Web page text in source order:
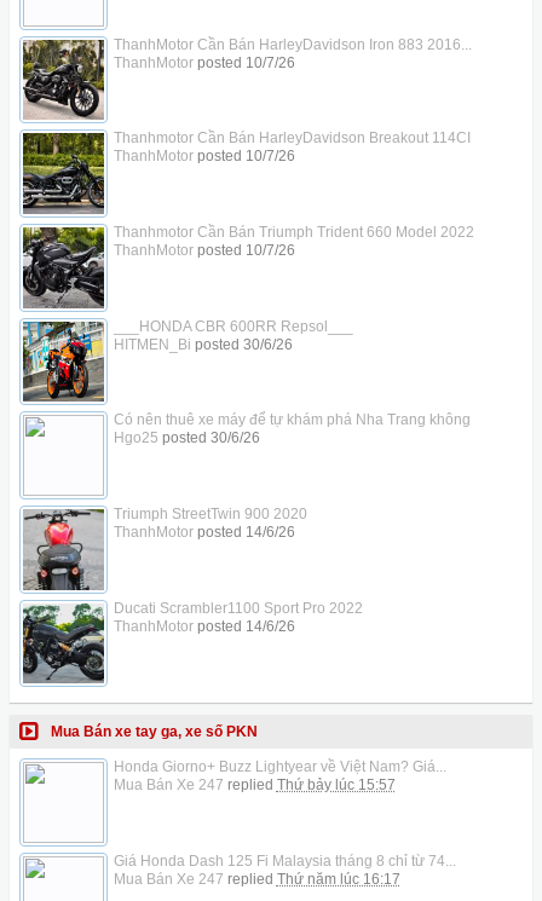
ThanhMotor Cần Bán HarleyDavidson Iron 883 2016...
ThanhMotorposted 10/7/26
Thanhmotor Cần Bán HarleyDavidson Breakout 114CI
ThanhMotorposted 10/7/26
Thanhmotor Cần Bán Triumph Trident 660 Model 2022
ThanhMotorposted 10/7/26
___HONDA CBR 600RR Repsol___
HITMEN_Bi posted 30/6/26
Có nên thuê xe máy để tự khám phá Nha Trang không
Hgo25 posted 30/6/26
Triumph StreetTwin 900 2020
ThanhMotorposted 14/6/26
Ducati Scrambler1100 Sport Pro 2022
ThanhMotorposted 14/6/26
Mua Bán xe tay ga, xe số PKN
Honda Giorno+ Buzz Lightyear về Việt Nam? Giá...
Mua Bán Xe 247 replied Thứ bảy lúc 15:57
Giá Honda Dash 125 Fi Malaysia tháng 8 chỉ từ 74...
Mua Bán Xe 247 replied Thứ năm lúc 16:17